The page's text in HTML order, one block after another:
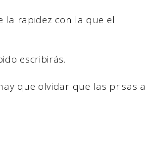
la rapidez con la que el
escribirás.
que olvidar que las prisas a